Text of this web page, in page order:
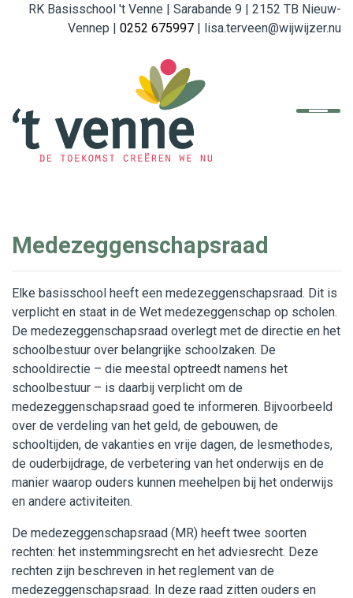
RK Basisschool 't Venne | Sarabande 9 | 2152 TB Nieuw-
Vennep | 0252 675997 | lisa.terveen@wijwijzer.nu
Home
De school
Referenties
Ouders
Beleid en Formulieren
Werken bij WijWijzer
Contact
Medezeggenschapsraad
Elke basisschool heeft een medezeggenschapsraad. Dit is
verplicht en staat in de Wet medezeggenschap op scholen.
De medezeggenschapsraad overlegt met de directie en het
schoolbestuur over belangrijke schoolzaken. De
schooldirectie – die meestal optreedt namens het
schoolbestuur – is daarbij verplicht om de
medezeggenschapsraad goed te informeren. Bijvoorbeeld
over de verdeling van het geld, de gebouwen, de
schooltijden, de vakanties en vrije dagen, de lesmethodes,
de ouderbijdrage, de verbetering van het onderwijs en de
manier waarop ouders kunnen meehelpen bij het onderwijs
en andere activiteiten.
De medezeggenschapsraad (MR) heeft twee soorten
rechten: het instemmingsrecht en het adviesrecht. Deze
rechten zijn beschreven in het reglement van de
medezeggenschapsraad. In deze raad zitten ouders en